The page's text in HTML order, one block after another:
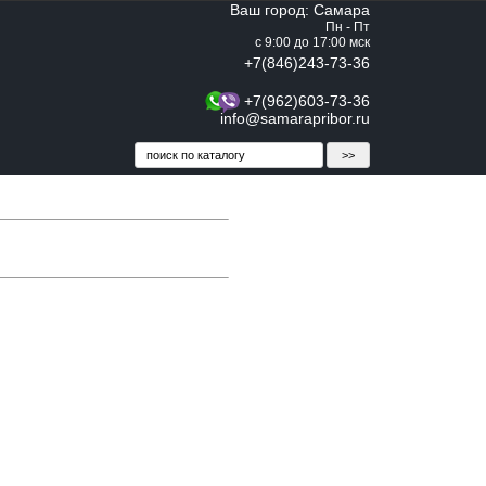
Ваш город: Самара
Пн - Пт
с 9:00 до 17:00 мск
+7(846)243-73-36
+7(962)603-73-36
info@samarapribor.ru